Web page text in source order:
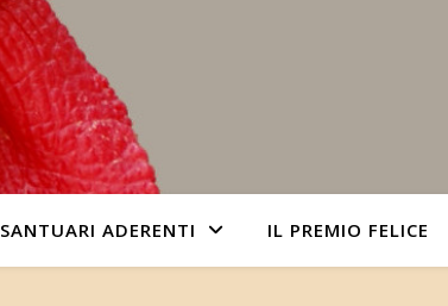
SANTUARI ADERENTI IL PREMIO FELICE